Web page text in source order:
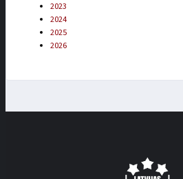
2023
2024
2025
2026